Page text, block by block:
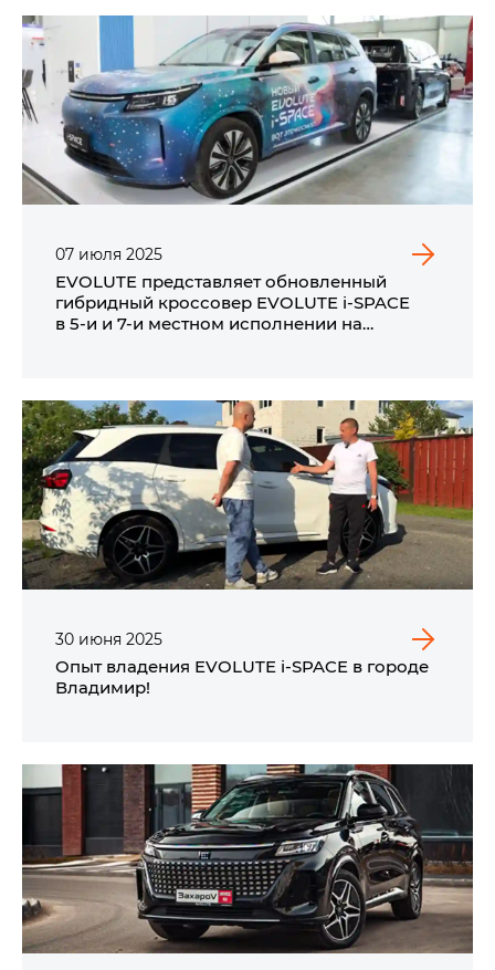
07 июля 2025
EVOLUTE представляет обновленный
гибридный кроссовер EVOLUTE i‑SPACE
в 5‑и и 7‑и местном исполнении на
30 июня 2025
Опыт владения EVOLUTE i‑SPACE в городе
Владимир!